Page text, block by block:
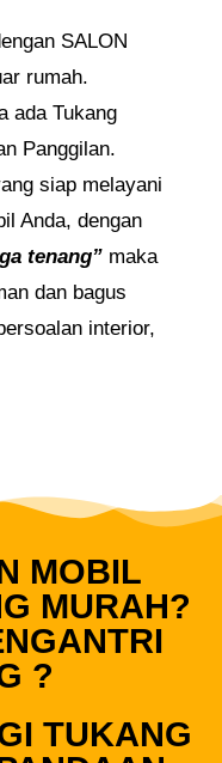
SALON
rumah.
ada Tukang
Panggilan.
siap melayani
Anda, dengan
tenang” maka
dan bagus
interior,
MOBIL
MURAH?
?
TUKANG